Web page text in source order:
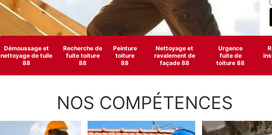
Démoussage et
nettoyage de tuile
88
Recherche de
fuite toiture
88
Peinture
toiture
88
Nettoyage et
ravalement de
façade 88
Urgence
fuite de
toiture 88
NOS COMPÉTENCES